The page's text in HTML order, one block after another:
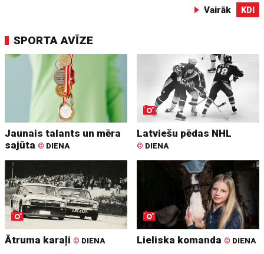
Vairāk KDI
SPORTA AVĪZE
Jaunais talants un mēra
sajūta © DIENA
Latviešu pēdas NHL
© DIENA
Ātruma karaļi © DIENA Lieliska komanda © DIENA